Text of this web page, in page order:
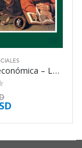
Política económica – Ludwig von Mises